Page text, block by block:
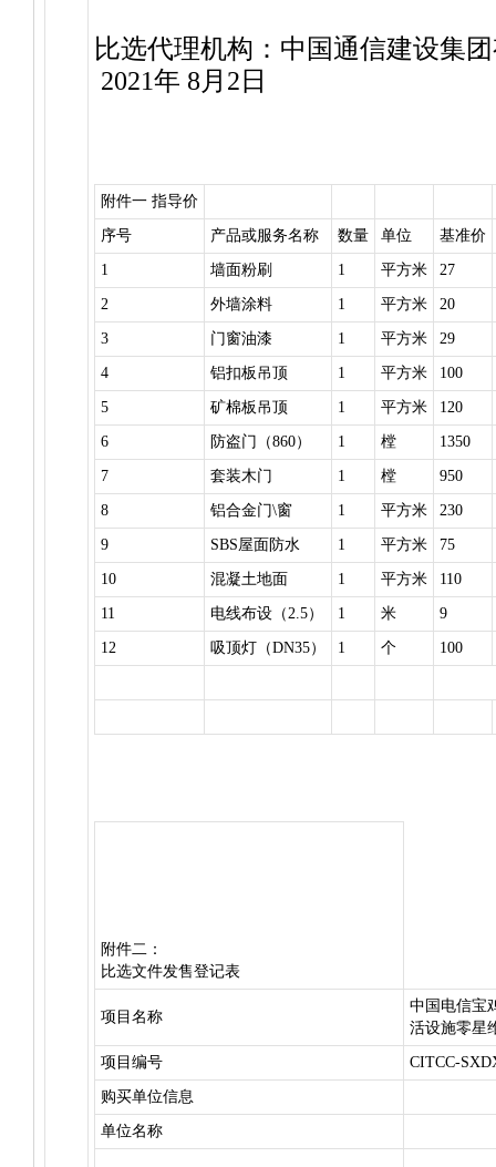
比选代理机构：中国通信建设集
2021年 8月2日
附件一 指导价
序号 产品或服务名称 数量 单位 基准价
1 墙面粉刷 1 平方米 27
2 外墙涂料 1 平方米 20
3 门窗油漆 1 平方米 29
4 铝扣板吊顶 1 平方米 100
5 矿棉板吊顶 1 平方米 120
6 防盗门（860） 1 樘 1350
7 套装木门 1 樘 950
8 铝合金门\窗 1 平方米 230
9 SBS屋面防水 1 平方米 75
10 混凝土地面 1 平方米 110
11 电线布设（2.5） 1 米 9
12 吸顶灯（DN35） 1 个 100
附件二：
比选文件发售登记表
项目名称
中国电信宝
活设施零星
项目编号 CITCC-
购买单位信息
单位名称